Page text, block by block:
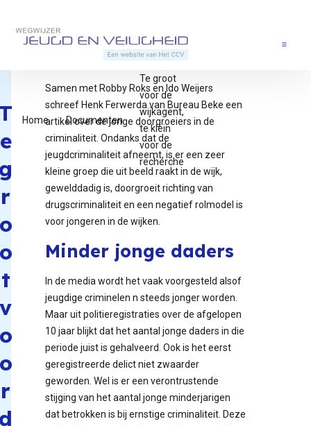
Terug naar de startpagina
e
r
t
v
r
Home Documenten
Te groot
voor de
wijkagent,
te klein
voor de
recherche
Samen met Robby Roks en Ido Weijers
schreef Henk Ferwerda van Bureau Beke een
artikel over de jonge doorgroeiers in de
criminaliteit. Ondanks dat de
jeugdcriminaliteit afneemt, is er een zeer
kleine groep die uit beeld raakt in de wijk,
gewelddadig is, doorgroeit richting van
drugscriminaliteit en een negatief rolmodel is
voor jongeren in de wijken.
Minder jonge daders
In de media wordt het vaak voorgesteld alsof
jeugdige criminelen n steeds jonger worden.
Maar uit politieregistraties over de afgelopen
10 jaar blijkt dat het aantal jonge daders in die
periode juist is gehalveerd. Ook is het eerst
geregistreerde delict niet zwaarder
geworden. Wel is er een verontrustende
stijging van het aantal jonge minderjarigen
dat betrokken is bij ernstige criminaliteit. Deze